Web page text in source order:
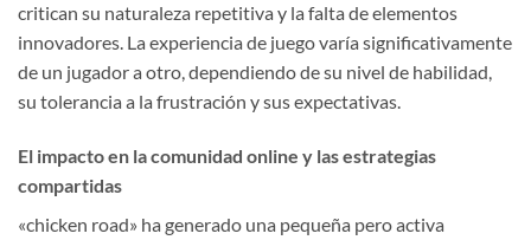
critican su naturaleza repetitiva y la falta de elementos
innovadores. La experiencia de juego varía significativamente
de un jugador a otro, dependiendo de su nivel de habilidad,
su tolerancia a la frustración y sus expectativas.
El impacto en la comunidad online y las estrategias
compartidas
«chicken road» ha generado una pequeña pero activa